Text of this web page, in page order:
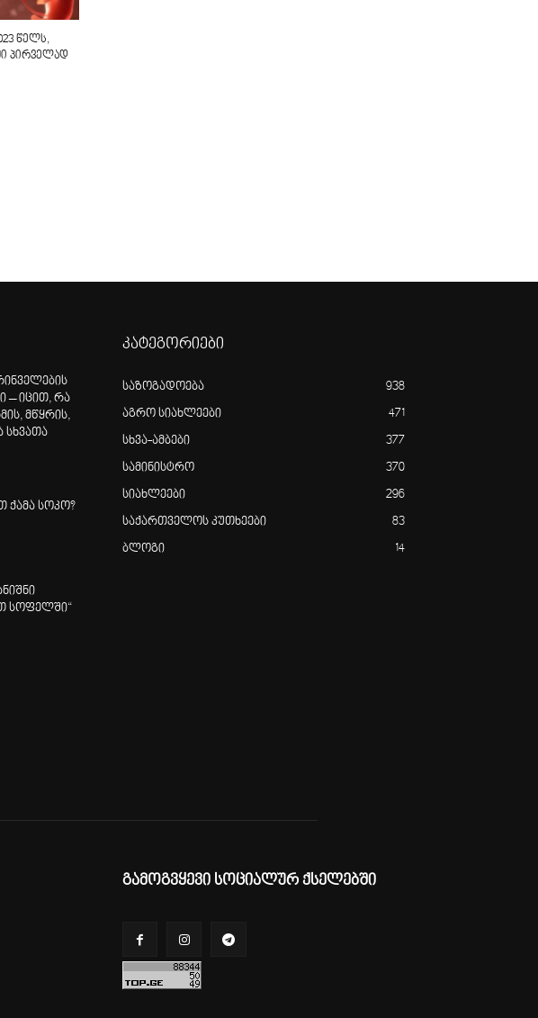
წელს,
პირველად
– იცით, რა
მწყრის,
სხვათა
ქამა სოკო?
სოფელში“
კატეგორიები
საზოგადოება 938
აგრო სიახლეები 471
სხვა-ამბები 377
სამინისტრო 370
სიახლეები 296
საქართველოს კუთხეები 83
ბლოგი 14
გამოგვყევი სოციალურ ქსელებში